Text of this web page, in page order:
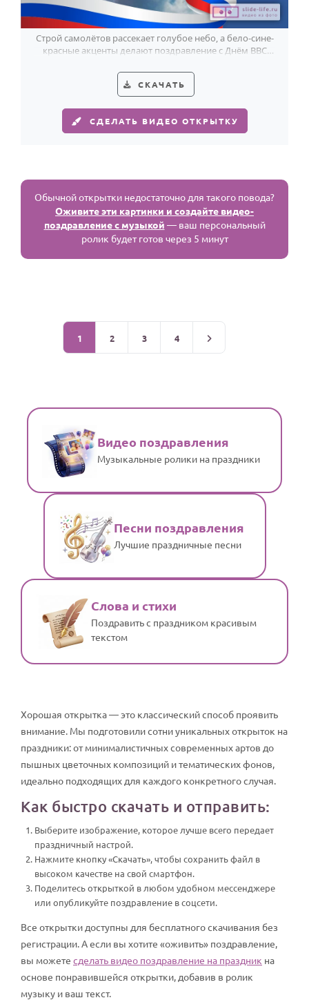
Строй самолётов рассекает голубое небо, а бело-сине-
красные акценты делают поздравление с Днём ВВС
СКАЧАТЬ
СДЕЛАТЬ ВИДЕО ОТКРЫТКУ
Обычной открытки недостаточно для такого повода?
Оживите эти картинки и создайте видео-
поздравление с музыкой — ваш персональный
ролик будет готов через 5 минут
1 2 3 4
Видео поздравления
Музыкальные ролики на праздники
Песни поздравления
Лучшие праздничные песни
Слова и стихи
Поздравить с праздником красивым
текстом
Хорошая открытка — это классический способ проявить
внимание. Мы подготовили сотни уникальных открыток на
праздники: от минималистичных современных артов до
пышных цветочных композиций и тематических фонов,
идеально подходящих для каждого конкретного случая.
Как быстро скачать и отправить:
Выберите изображение, которое лучше всего передает
праздничный настрой.
Нажмите кнопку «Скачать», чтобы сохранить файл в
высоком качестве на свой смартфон.
Поделитесь открыткой в любом удобном мессенджере
или опубликуйте поздравление в соцсети.
Все открытки доступны для бесплатного скачивания без
регистрации. А если вы хотите «оживить» поздравление,
вы можете сделать видео поздравление на праздник на
основе понравившейся открытки, добавив в ролик
музыку и ваш текст.